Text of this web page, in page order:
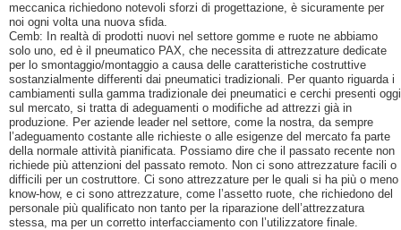
meccanica richiedono notevoli sforzi di progettazione, è sicuramente per
noi ogni volta una nuova sfida.
Cemb: In realtà di prodotti nuovi nel settore gomme e ruote ne abbiamo
solo uno, ed è il pneumatico PAX, che necessita di attrezzature dedicate
per lo smontaggio/montaggio a causa delle caratteristiche costruttive
sostanzialmente differenti dai pneumatici tradizionali. Per quanto riguarda i
cambiamenti sulla gamma tradizionale dei pneumatici e cerchi presenti oggi
sul mercato, si tratta di adeguamenti o modifiche ad attrezzi già in
produzione. Per aziende leader nel settore, come la nostra, da sempre
l’adeguamento costante alle richieste o alle esigenze del mercato fa parte
della normale attività pianificata. Possiamo dire che il passato recente non
richiede più attenzioni del passato remoto. Non ci sono attrezzature facili o
difficili per un costruttore. Ci sono attrezzature per le quali si ha più o meno
know-how, e ci sono attrezzature, come l’assetto ruote, che richiedono del
personale più qualificato non tanto per la riparazione dell’attrezzatura
stessa, ma per un corretto interfacciamento con l’utilizzatore finale.